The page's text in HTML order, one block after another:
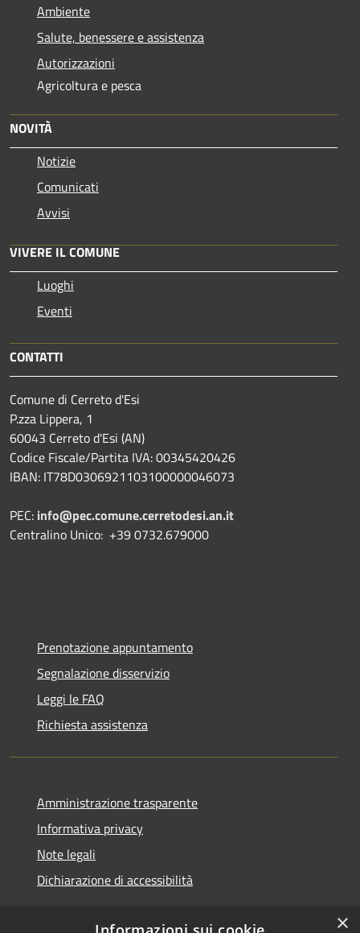
Ambiente
Salute, benessere e assistenza
Autorizzazioni
Agricoltura e pesca
NOVITÀ
Notizie
Comunicati
Avvisi
VIVERE IL COMUNE
Luoghi
Eventi
CONTATTI
Comune di Cerreto d'Esi
P.zza Lippera, 1
60043 Cerreto d'Esi (AN)
Codice Fiscale/Partita IVA: 00345420426
IBAN: IT78D0306921103100000046073
PEC: info@pec.comune.cerretodesi.an.it
Centralino Unico: +39 0732.679000
Prenotazione appuntamento
Segnalazione disservizio
Leggi le FAQ
Richiesta assistenza
Amministrazione trasparente
Informativa privacy
Note legali
Dichiarazione di accessibilità
×